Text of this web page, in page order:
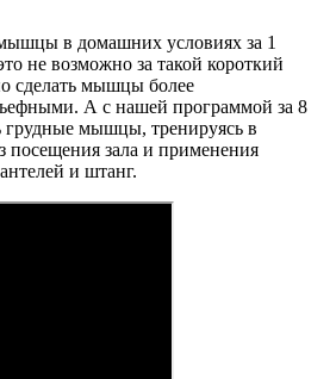
в домашних условиях за 1
не возможно за такой короткий
сделать мышцы более
А с нашей программой за 8
грудные мышцы, тренируясь в
посещения зала и применения
и штанг.